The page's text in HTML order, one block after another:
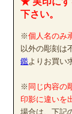
下さい。
※個人名のみ
以外の彫刻は
鑑よりお買い
※ 同じ内容の
印影に違いを
場合は、下記